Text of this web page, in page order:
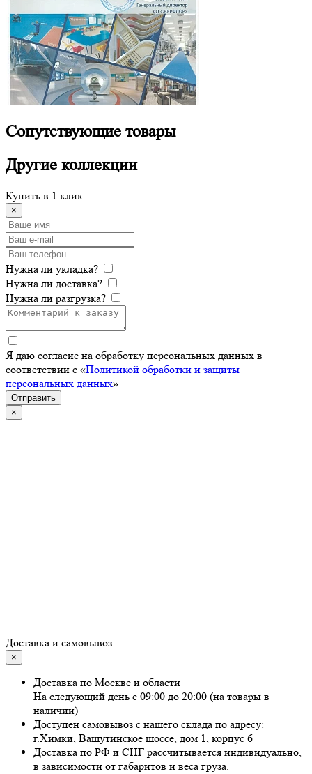
Сопутствующие товары
Другие коллекции
Купить в 1 клик
×
Нужна ли укладка?
Нужна ли доставка?
Нужна ли разгрузка?
Я даю согласие на обработку персональных данных в
соответствии с «Политикой обработки и защиты
персональных данных»
Отправить
×
Доставка и самовывоз
×
Доставка по Москве и области
На следующий день с 09:00 до 20:00 (на товары в
наличии)
Доступен самовывоз с нашего склада по адресу:
г.Химки, Вашутинское шоссе, дом 1, корпус 6
Доставка по РФ и СНГ рассчитывается индивидуально,
в зависимости от габаритов и веса груза.